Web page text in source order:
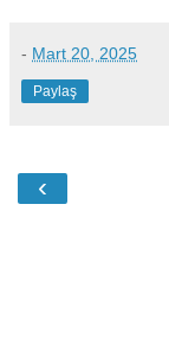
- Mart 20, 2025
Paylaş
‹